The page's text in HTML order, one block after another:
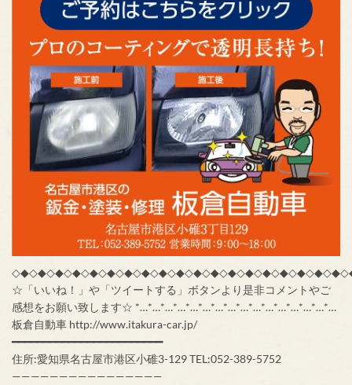
☆「いいね！」や「ツイートする」ボタンより是非コメントやご
感想をお願い致します☆ *…*…*…*…*…*…*…*…*…*…*…*…*…*…*…*…
板倉自動車 http://www.itakura-car.jp/
━━━━━━━━━━━━━━━━━━━━━━━━
住所:愛知県名古屋市港区小碓3-129 TEL:052-389-5752
————————————————